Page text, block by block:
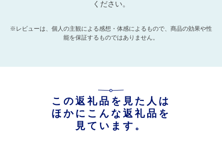
ください。
※レビューは、個人の主観による感想・体感によるもので、商品の効果や性
能を保証するものではありません。
この返礼品を見た人は
ほかにこんな返礼品を
見ています。